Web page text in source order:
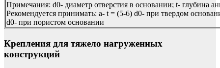
Примечания: d0- диаметр отверстия в основании; t- глубина
Рекомендуется принимать: а- t = (5-6) d0- при твердом
d0- при пористом основании
Крепления для тяжело нагруженных
конструкций